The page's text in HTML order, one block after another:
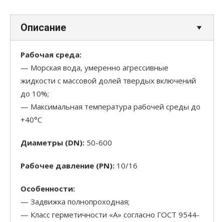
Описание
Рабочая среда:
— Морская вода, умеренно агрессивные
жидкости с массовой долей твердых включений
до 10%;
— Максимальная температура рабочей среды до
+40°С
Диаметры (DN): 50-600
Рабочее давление (PN): 10/16
Особенности:
— Задвижка полнопроходная;
— Класс герметичности «А» согласно ГОСТ 9544-